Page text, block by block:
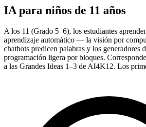
IA para niños de 11 años
A los 11 (Grado 5–6), los estudiantes
aprendizaje automático — la visión por
chatbots predicen palabras y los
programación ligera por bloques.
a las Grandes Ideas 1–3 de AI4K12. Los